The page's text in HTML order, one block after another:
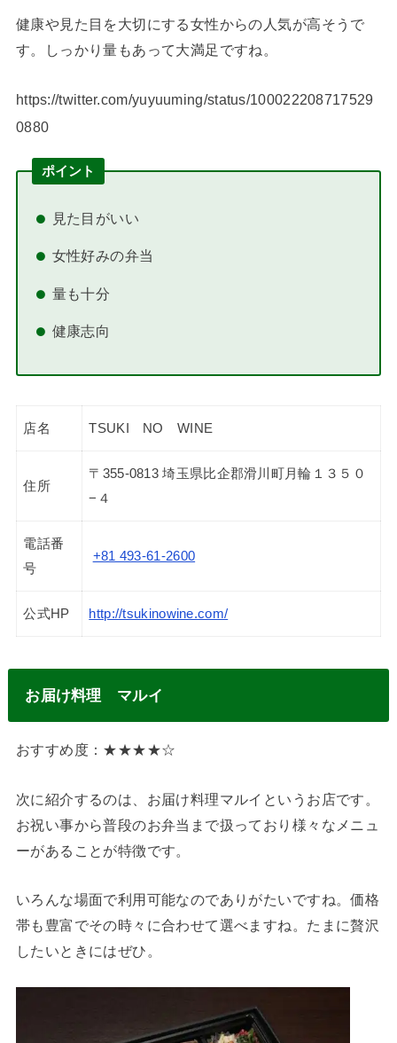
健康や見た目を大切にする女性からの人気が高そうで
す。しっかり量もあって大満足ですね。
https://twitter.com/yuyuuming/status/100022208717529
0880
ポイント
見た目がいい
女性好みの弁当
量も十分
健康志向
店名 TSUKI NO WINE
住所
〒355-0813 埼玉県比企郡滑川町月輪１３５０
−４
電話番
号
+81 493-61-2600
公式HP http://tsukinowine.com/
お届け料理 マルイ
おすすめ度：★★★★☆
次に紹介するのは、お届け料理マルイというお店です。
お祝い事から普段のお弁当まで扱っており様々なメニュ
ーがあることが特徴です。
いろんな場面で利用可能なのでありがたいですね。価格
帯も豊富でその時々に合わせて選べますね。たまに贅沢
したいときにはぜひ。